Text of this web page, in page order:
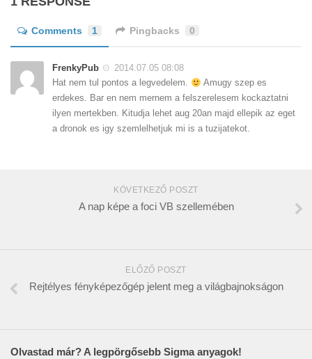
Comments 1 Pingbacks 0
FrenkyPub
2014.07.05 08:08
Hat nem tul pontos a legvedelem.
Amugy szep es
erdekes. Bar en nem mernem a felszerelesem kockaztatni
ilyen mertekben. Kitudja lehet aug 20an majd ellepik az eget
a dronok es igy szemlelhetjuk mi is a tuzijatekot.
KÖVETKEZŐ POSZT
A nap képe a foci VB szellemében
ELŐZŐ POSZT
Rejtélyes fényképezőgép jelent meg a világbajnokságon
Olvastad már? A legpörgősebb Sigma anyagok!